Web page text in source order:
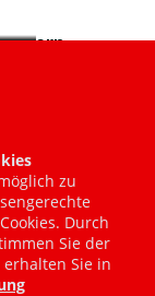
zu
Durch
Sie der
Sie in